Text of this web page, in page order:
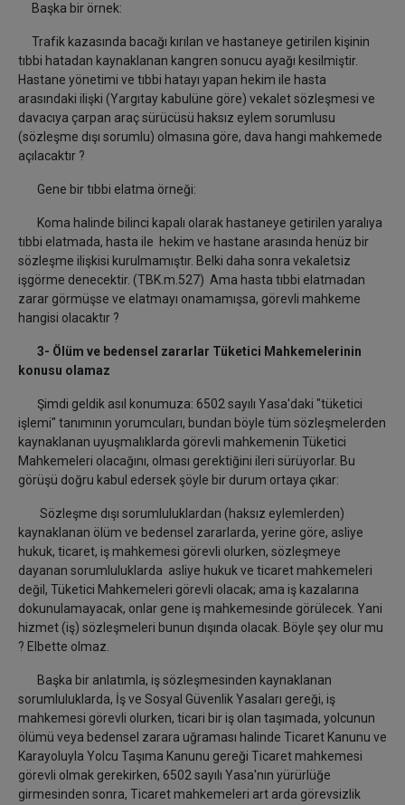
Başka bir örnek:
Trafik kazasında bacağı kırılan ve hastaneye getirilen kişinin
tıbbi hatadan kaynaklanan kangren sonucu ayağı kesilmiştir.
Hastane yönetimi ve tıbbi hatayı yapan hekim ile hasta
arasındaki ilişki (Yargıtay kabulüne göre) vekalet sözleşmesi ve
davacıya çarpan araç sürücüsü haksız eylem sorumlusu
(sözleşme dışı sorumlu) olmasına göre, dava hangi mahkemede
açılacaktır ?
Gene bir tıbbi elatma örneği:
Koma halinde bilinci kapalı olarak hastaneye getirilen yaralıya
tıbbi elatmada, hasta ile hekim ve hastane arasında henüz bir
sözleşme ilişkisi kurulmamıştır. Belki daha sonra vekaletsiz
işgörme denecektir. (TBK.m.527) Ama hasta tıbbi elatmadan
zarar görmüşse ve elatmayı onamamışsa, görevli mahkeme
hangisi olacaktır ?
3- Ölüm ve bedensel zararlar Tüketici Mahkemelerinin
konusu olamaz
Şimdi geldik asıl konumuza: 6502 sayılı Yasa'daki "tüketici
işlemi" tanımının yorumcuları, bundan böyle tüm sözleşmelerden
kaynaklanan uyuşmalıklarda görevli mahkemenin Tüketici
Mahkemeleri olacağını, olması gerektiğini ileri sürüyorlar. Bu
görüşü doğru kabul edersek şöyle bir durum ortaya çıkar:
Sözleşme dışı sorumluluklardan (haksız eylemlerden)
kaynaklanan ölüm ve bedensel zararlarda, yerine göre, asliye
hukuk, ticaret, iş mahkemesi görevli olurken, sözleşmeye
dayanan sorumluluklarda asliye hukuk ve ticaret mahkemeleri
değil, Tüketici Mahkemeleri görevli olacak; ama iş kazalarına
dokunulamayacak, onlar gene iş mahkemesinde görülecek. Yani
hizmet (iş) sözleşmeleri bunun dışında olacak. Böyle şey olur mu
? Elbette olmaz.
Başka bir anlatımla, iş sözleşmesinden kaynaklanan
sorumluluklarda, İş ve Sosyal Güvenlik Yasaları gereği, iş
mahkemesi görevli olurken, ticari bir iş olan taşımada, yolcunun
ölümü veya bedensel zarara uğraması halinde Ticaret Kanunu ve
Karayoluyla Yolcu Taşıma Kanunu gereği Ticaret mahkemesi
görevli olmak gerekirken, 6502 sayılı Yasa'nın yürürlüğe
girmesinden sonra, Ticaret mahkemeleri art arda görevsizlik